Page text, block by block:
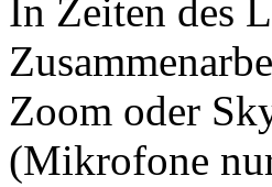
In Zeiten des
Zoom oder
(Mikrofone